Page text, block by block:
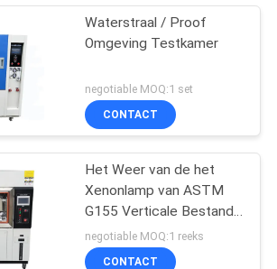
Waterstraal / Proof
Omgeving Testkamer
negotiable MOQ:1 set
CONTACT
Het Weer van de het
Xenonlamp van ASTM
G155 Verticale Bestand
het Testen Machine
negotiable MOQ:1 reeks
CONTACT